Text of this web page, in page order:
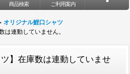
商品検索 ご利用案内
オリジナル鯉口シャツ
は連動していません。
】在庫数は連動していませ